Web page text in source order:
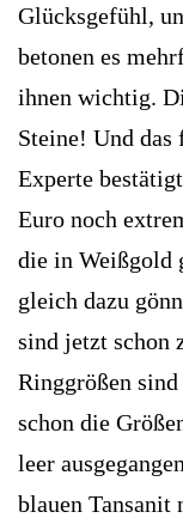
Glücksgefühl,
betonen es
ihnen wichtig.
Steine! Und
Experte
Euro noch
die in Weißgold
gleich dazu
sind jetzt schon
Ringgrößen
schon die
leer
blauen Tansanit